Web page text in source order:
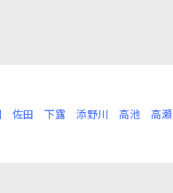
佐田 下露 添野川 高池
高瀬